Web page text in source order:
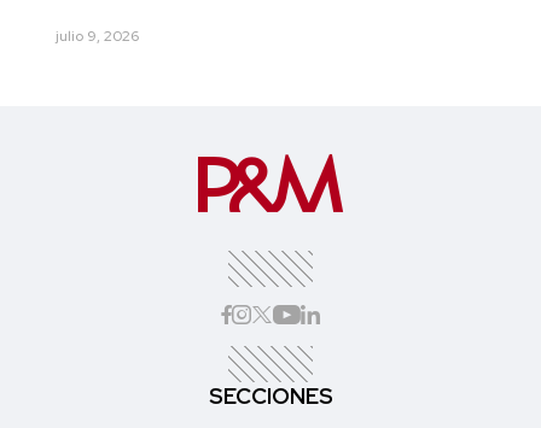
julio 9, 2026
SECCIONES